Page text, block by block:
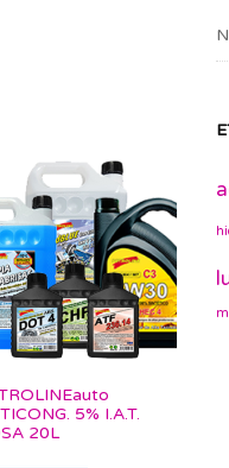
5% I.A.T.
20L